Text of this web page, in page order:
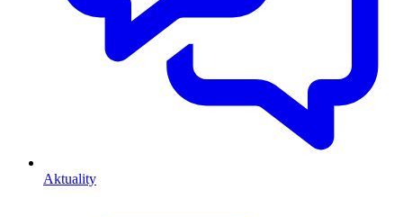
Aktuality